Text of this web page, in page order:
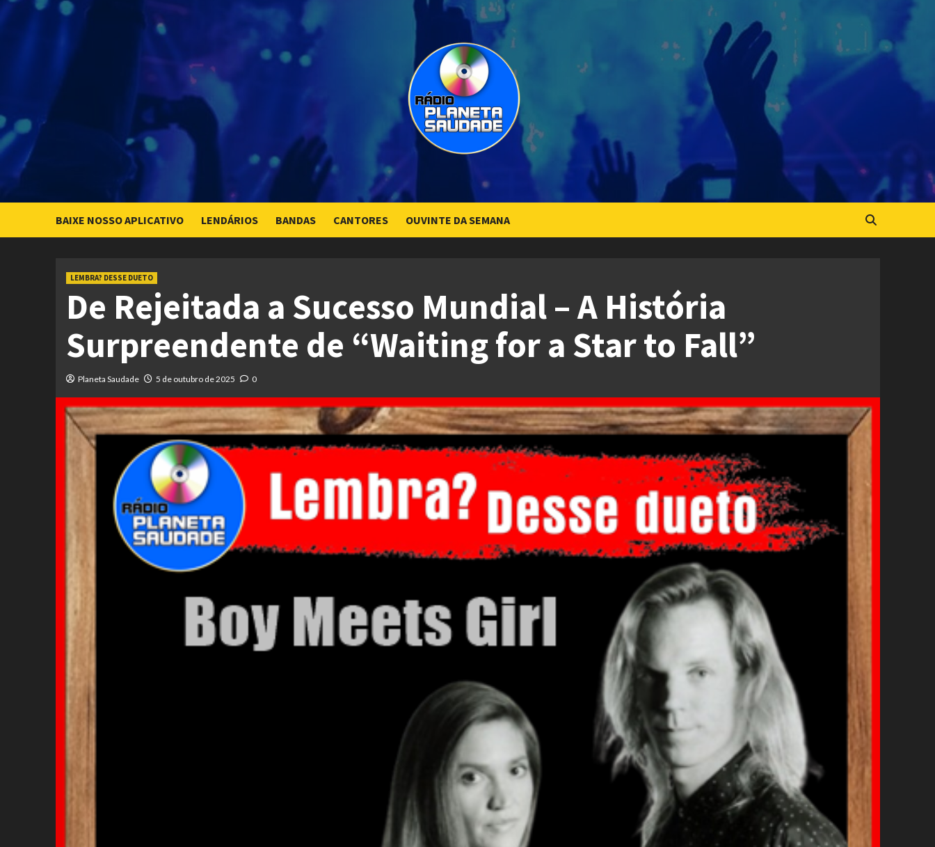
Skip
BAIXE NOSSO APLICATIVO LENDÁRIOS BANDAS CANTORES OUVINTE DA SEMANA
LEMBRA? DESSE DUETO
De Rejeitada a Sucesso Mundial – A História
Surpreendente de “Waiting for a Star to Fall”
Planeta Saudade 5 de outubro de 2025 0